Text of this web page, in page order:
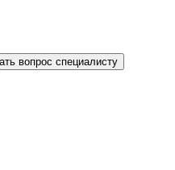
вопрос специалисту